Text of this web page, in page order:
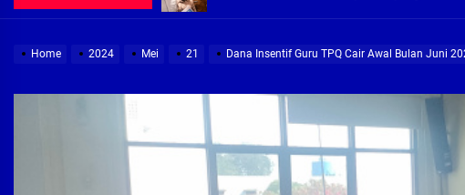
Peduli Warga Miskin, Bupati Sidoarjo Masif
Pembebasan Lahan Hampir Rampung,
Terima aduan warga, Komisi A cari solusi
Home 2024 Mei 21 Dana Insentif Guru TPQ Cair Awal Bulan Juni